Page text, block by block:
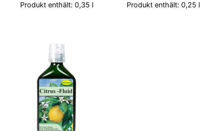
Produkt enthält: 0,35 l Produkt enthält: 0,25 l